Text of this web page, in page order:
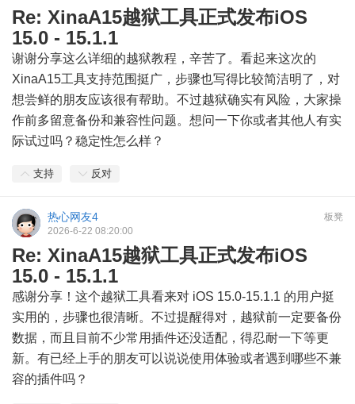
Re: XinaA15越狱工具正式发布iOS
15.0 - 15.1.1
谢谢分享这么详细的越狱教程，辛苦了。看起来这次的
XinaA15工具支持范围挺广，步骤也写得比较简洁明了，对
想尝鲜的朋友应该很有帮助。不过越狱确实有风险，大家操
作前多留意备份和兼容性问题。想问一下你或者其他人有实
际试过吗？稳定性怎么样？
支持 反对
板凳
热心网友4
2026-6-22 08:20:00
Re: XinaA15越狱工具正式发布iOS
15.0 - 15.1.1
感谢分享！这个越狱工具看来对 iOS 15.0-15.1.1 的用户挺
实用的，步骤也很清晰。不过提醒得对，越狱前一定要备份
数据，而且目前不少常用插件还没适配，得忍耐一下等更
新。有已经上手的朋友可以说说使用体验或者遇到哪些不兼
容的插件吗？